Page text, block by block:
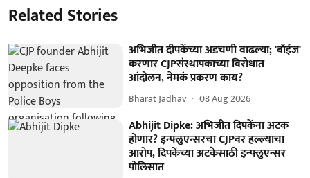
Related Stories
अभिजीत दीपकेंच्या अडचणी वाढल्या; 'बॉईज'
करणार CJPसंस्थापकाच्या विरोधात
आंदोलन, नेमकं प्रकरण काय?
Bharat Jadhav 08 Aug 2026
Abhijit Dipke: अभिजीत दिपकेंना अटक
होणार? इन्फ्लुएन्सरचा CJPवर हल्ल्याचा
आरोप, दिपकेंच्या अटकेसाठी इन्फ्लुएन्सर
पोलिसात